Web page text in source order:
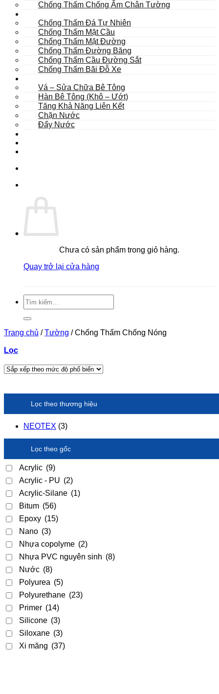
Chống Thấm Chống Ẩm Chân Tường
Chống Thấm Đá Tự Nhiên
Chống Thấm Mặt Cầu
Chống Thấm Mặt Đường
Chống Thấm Đường Băng
Chống Thấm Cầu Đường Sắt
Chống Thấm Bãi Đỗ Xe
Vá – Sửa Chữa Bê Tông
Hàn Bê Tông (Khô – Ướt)
Tăng Khả Năng Liên Kết
Chặn Nước
Đẩy Nước
Chưa có sản phẩm trong giỏ hàng.
Quay trở lại cửa hàng
Tìm
kiếm:
Trang chủ / Tường /Chống Thấm Chống Nóng
Lọc
Lọc theo thương hiệu
NEOTEX (3)
Lọc theo gốc
Acrylic (9)
Acrylic - PU (2)
Acrylic-Silane (1)
Bitum (56)
Epoxy (15)
Nano (3)
Nhựa copolyme (2)
Nhựa PVC nguyên sinh (8)
Nước (8)
Polyurea (5)
Polyurethane (23)
Primer (14)
Silicone (3)
Siloxane (3)
Xi măng (37)